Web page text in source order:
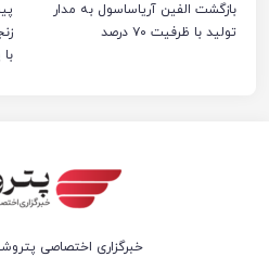
بازگشت الفین آریاساسول به مدار
تولید با ظرفیت ۷۰ درصد
خبرگزاری اختصاصی